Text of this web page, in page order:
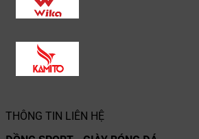
THÔNG TIN LIÊN HỆ